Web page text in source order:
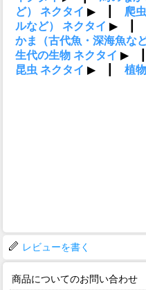
レビューを書く
商品についてのお問い合わせ